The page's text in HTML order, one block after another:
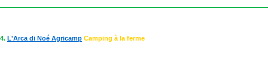
4. L'Arca di Noé Agricamp Camping à la ferme